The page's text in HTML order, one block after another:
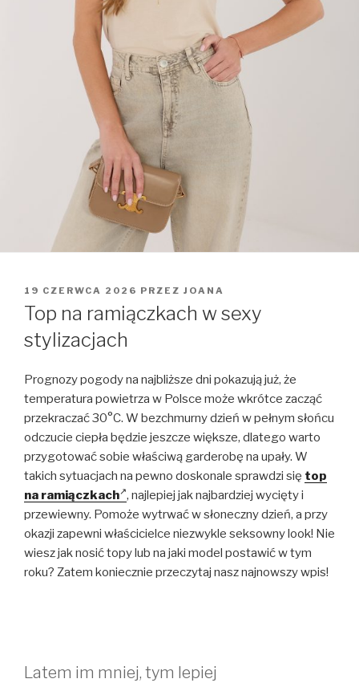
OPUBLIKOWANE
W
19 CZERWCA 2026 PRZEZ JOANA
Top na ramiączkach w sexy
stylizacjach
Prognozy pogody na najbliższe dni pokazują już, że
temperatura powietrza w Polsce może wkrótce zacząć
przekraczać 30°C. W bezchmurny dzień w pełnym słońcu
odczucie ciepła będzie jeszcze większe, dlatego warto
przygotować sobie właściwą garderobę na upały. W
takich sytuacjach na pewno doskonale sprawdzi się top
na ramiączkach , najlepiej jak najbardziej wycięty i
przewiewny. Pomoże wytrwać w słoneczny dzień, a przy
okazji zapewni właścicielce niezwykle seksowny look! Nie
wiesz jak nosić topy lub na jaki model postawić w tym
roku? Zatem koniecznie przeczytaj nasz najnowszy wpis!
Latem im mniej, tym lepiej